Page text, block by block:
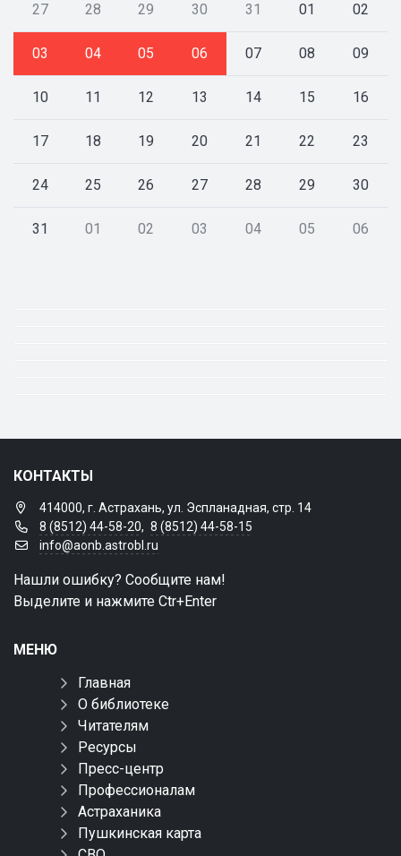
27 28 29 30 31 01 02
03 04 05 06 07 08 09
10 11 12 13 14 15 16
17 18 19 20 21 22 23
24 25 26 27 28 29 30
31 01 02 03 04 05 06
КОНТАКТЫ
414000, г. Астрахань, ул. Эспланадная, стр. 14
8 (8512) 44-58-20, 8 (8512) 44-58-15
info@aonb.astrobl.ru
Нашли ошибку? Сообщите нам!
Выделите и нажмите Ctr+Enter
МЕНЮ
Главная
О библиотеке
Читателям
Ресурсы
Пресс-центр
Профессионалам
Астраханика
Пушкинская карта